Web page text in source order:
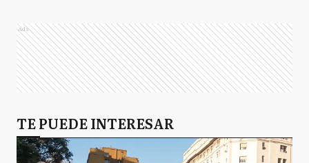
Ads
TE PUEDE INTERESAR